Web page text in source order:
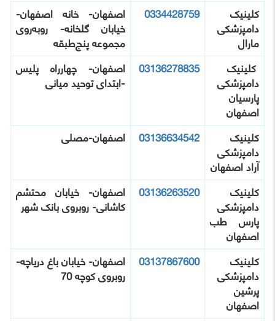
کلینیک
دامپزشکی
مارال
0334428759 اصفهان- خانه اصفهان-
خیابان گلخانه- رو‌به‌روی
مجموعه پنج‌طبقه
کلینیک
دامپزشکی
پارسیان
اصفهان
03136278835 اصفهان- چهارراه پلیس
-ابتدای توحید میانی
کلینیک
دامپزشکی
آراد اصفهان
03136634542 اصفهان-مصلی
کلینیک
دامپزشکی
پارس طب
اصفهان
03136263520 اصفهان- خیابان محتشم
کاشانی- روبروی بانک شهر
کلینیک
دامپزشکی
پرشین
اصفهان
03137867600 اصفهان- خیابان باغ دریاچه-
روبروی کوچه 70